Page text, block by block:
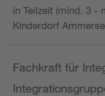
in Teilzeit (mind. 3 -
Kinderdorf
Fachkraft für